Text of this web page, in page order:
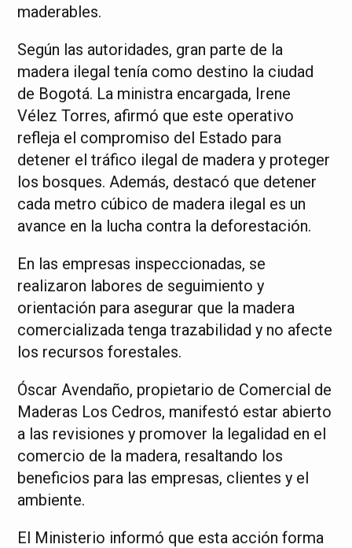
maderables.
Según las autoridades, gran parte de la
madera ilegal tenía como destino la ciudad
de Bogotá. La ministra encargada, Irene
Vélez Torres, afirmó que este operativo
refleja el compromiso del Estado para
detener el tráfico ilegal de madera y proteger
los bosques. Además, destacó que detener
cada metro cúbico de madera ilegal es un
avance en la lucha contra la deforestación.
En las empresas inspeccionadas, se
realizaron labores de seguimiento y
orientación para asegurar que la madera
comercializada tenga trazabilidad y no afecte
los recursos forestales.
Óscar Avendaño, propietario de Comercial de
Maderas Los Cedros, manifestó estar abierto
a las revisiones y promover la legalidad en el
comercio de la madera, resaltando los
beneficios para las empresas, clientes y el
ambiente.
El Ministerio informó que esta acción forma